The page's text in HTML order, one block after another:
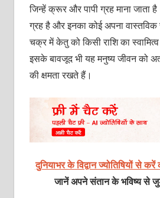
जिन्हें क्रूर और पापी ग्रह माना जाता
ग्रह है और इनका कोई अपना वास्तविक
चक्र में केतु को किसी राशि का
इसके बावजूद भी यह मनुष्य जीवन को
की क्षमता रखते हैं।
दुनियाभर के विद्वान ज्योतिषियों से
जानें अपने संतान के भविष्य से